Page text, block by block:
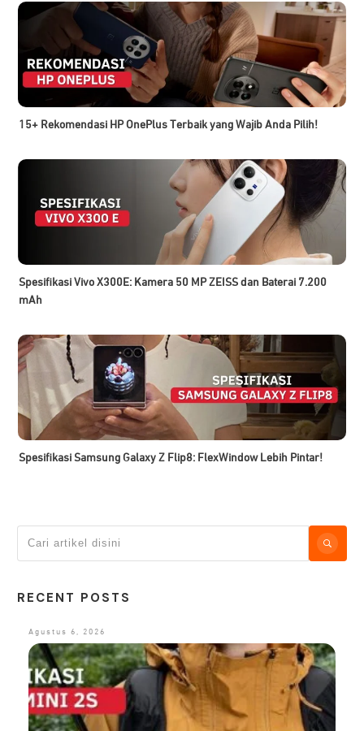
15+ Rekomendasi HP OnePlus Terbaik yang Wajib Anda Pilih!
Spesifikasi Vivo X300E: Kamera 50 MP ZEISS dan Baterai 7.200
mAh
Spesifikasi Samsung Galaxy Z Flip8: FlexWindow Lebih Pintar!
RECENT POSTS
Agustus 6, 2026